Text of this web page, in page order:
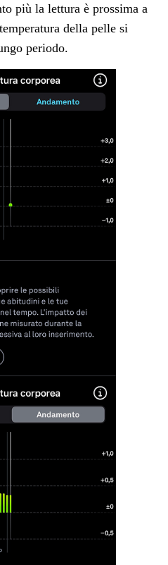
più la lettura è prossima a
della pelle si
periodo.